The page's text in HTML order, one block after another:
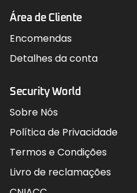
Área de Cliente
Encomendas
Detalhes da conta
Security World
Sobre Nós
Política de Privacidade
Termos e Condições
Livro de reclamações